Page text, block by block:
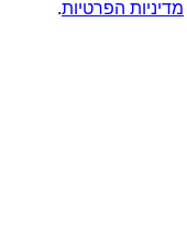
מדיניות הפרטיות.